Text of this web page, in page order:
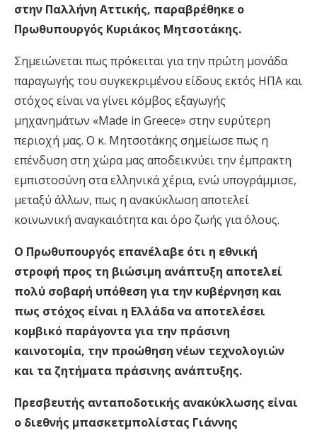
στην Παλλήνη Αττικής, παραβρέθηκε ο
Πρωθυπουργός Κυριάκος Μητσοτάκης.
Σημειώνεται πως πρόκειται για την πρώτη μονάδα
παραγωγής του συγκεκριμένου είδους εκτός ΗΠΑ και
στόχος είναι να γίνει κόμβος εξαγωγής
μηχανημάτων «Made in Greece» στην ευρύτερη
περιοχή μας. Ο κ. Μητσοτάκης σημείωσε πως η
επένδυση στη χώρα μας αποδεικνύει την έμπρακτη
εμπιστοσύνη στα ελληνικά χέρια, ενώ υπογράμμισε,
μεταξύ άλλων, πως η ανακύκλωση αποτελεί
κοινωνική αναγκαιότητα και όρο ζωής για όλους.
Ο Πρωθυπουργός επανέλαβε ότι η εθνική
στροφή προς τη βιώσιμη ανάπτυξη αποτελεί
πολύ σοβαρή υπόθεση για την κυβέρνηση και
πως στόχος είναι η Ελλάδα να αποτελέσει
κομβικό παράγοντα για την πράσινη
καινοτομία, την προώθηση νέων τεχνολογιών
και τα ζητήματα πράσινης ανάπτυξης.
Πρεσβευτής ανταποδοτικής ανακύκλωσης είναι
ο διεθνής μπασκετμπολίστας Γιάννης